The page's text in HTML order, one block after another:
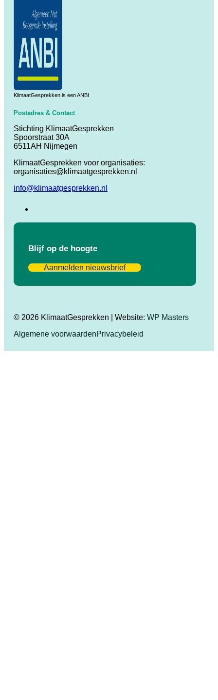
KlimaatGesprekken is een ANBI
Postadres & Contact
Stichting KlimaatGesprekken
Spoorstraat 30A
6511AH Nijmegen
KlimaatGesprekken voor organisaties:
organisaties@klimaatgesprekken.nl
info@klimaatgesprekken.nl
Blijf op de hoogte
Aanmelden nieuwsbrief
© 2026 KlimaatGesprekken | Website: WP Masters
Algemene voorwaardenPrivacybeleid